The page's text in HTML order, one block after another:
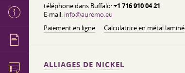
téléphone dans Buffalo:+1 716 910 04 21
E-mail: info@auremo.eu
Paiement en ligne
Calculatrice en métal laminé
ALLIAGES DE NICKEL